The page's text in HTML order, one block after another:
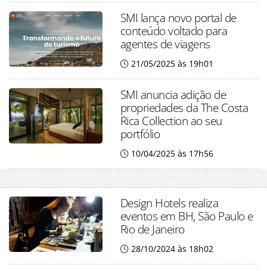
SMI lança novo portal de
conteúdo voltado para
agentes de viagens
21/05/2025 às 19h01
SMI anuncia adição de
propriedades da The Costa
Rica Collection ao seu
portfólio
10/04/2025 às 17h56
Design Hotels realiza
eventos em BH, São Paulo e
Rio de Janeiro
28/10/2024 às 18h02